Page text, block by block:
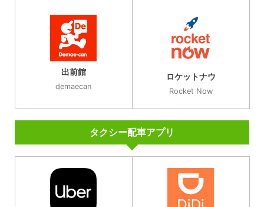
出前館
demaecan
ロケットナウ
Rocket Now
タクシー配車アプリ